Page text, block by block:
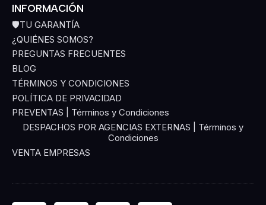
INFORMACIÓN
🛡️TU GARANTÍA
¿QUIÉNES SOMOS?
PREGUNTAS FRECUENTES
BLOG
TÉRMINOS Y CONDICIONES
POLÍTICA DE PRIVACIDAD
PREVENTAS | Términos y Condiciones
DESPACHOS POR AGENCIAS EXTERNAS | Términos y
Condiciones
VENTA EMPRESAS